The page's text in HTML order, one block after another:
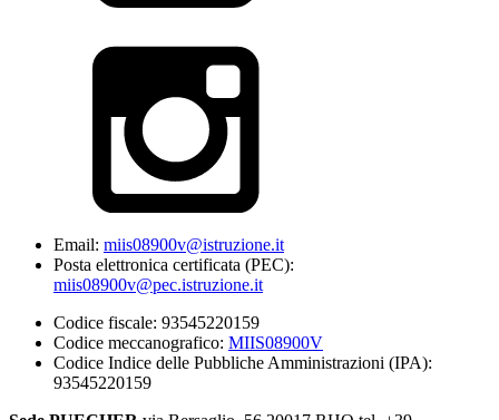
Email: miis08900v@istruzione.it
Posta elettronica certificata (PEC):
miis08900v@pec.istruzione.it
Codice fiscale: 93545220159
Codice meccanografico: MIIS08900V
Codice Indice delle Pubbliche Amministrazioni (IPA):
93545220159